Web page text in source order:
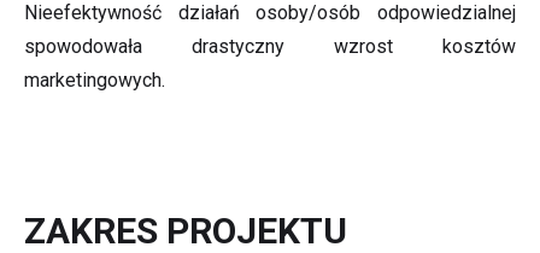
Nieefektywność działań osoby/osób odpowiedzialnej
spowodowała drastyczny wzrost kosztów
marketingowych.
ZAKRES PROJEKTU